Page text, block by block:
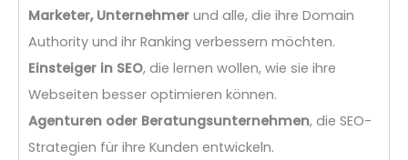
Marketer, Unternehmer und alle, die ihre Domain
Authority und ihr Ranking verbessern möchten.
Einsteiger in SEO, die lernen wollen, wie sie ihre
Webseiten besser optimieren können.
Agenturen oder Beratungsunternehmen, die SEO-
Strategien für ihre Kunden entwickeln.